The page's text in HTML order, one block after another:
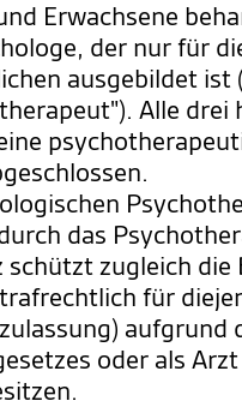
Erwachsene
der nur für
ausgebildet ist
Alle drei
das
schützt zugleich
für
aufgrund
oder als